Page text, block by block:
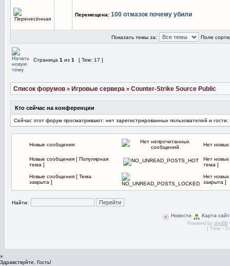
Перемещена: 100 отмазок почему убили
Показать темы за: Поле
Страница 1 из 1 [ Тем: 17 ]
Список форумов » Игровые сервера » Counter-Strike Source Public
Кто сейчас на конференции
Сейчас этот форум просматривают: нет зарегистрированных пользователей и гости:
Новые сообщения Нет
Новые сообщения [ Популярная
тема ]
Нет
тема ]
Новые сообщения [ Тема
закрыта ]
Нет
закрыта ]
Найти:
Новости Карта
Powered by phpBB
[ Time :
×
Здравствуйте, Гость!